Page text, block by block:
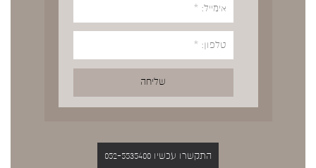
התקשרו עכשיו 052-5535400